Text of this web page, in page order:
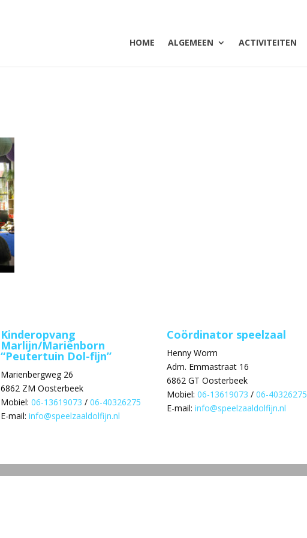
HOME ALGEMEEN ACTIVITEITEN
Kinderopvang
Marlijn/Mariënborn
“Peutertuin Dol-fijn”
Marienbergweg 26
6862 ZM Oosterbeek
Mobiel:06-13619073 /06-40326275
E-mail:info@speelzaaldolfijn.nl
Coördinator speelzaal
Henny Worm
Adm. Emmastraat 16
6862 GT Oosterbeek
Mobiel:06-13619073 /06-40326275
E-mail:info@speelzaaldolfijn.nl